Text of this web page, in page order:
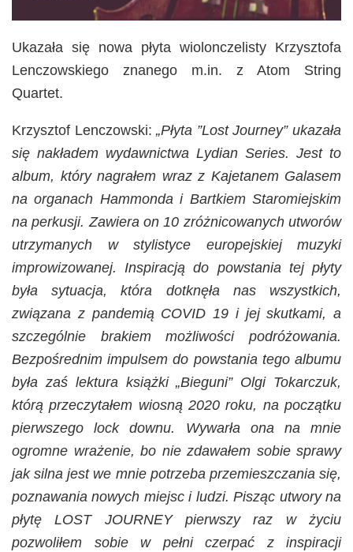
Ukazała się nowa płyta wiolonczelisty Krzysztofa
Lenczowskiego znanego m.in. z Atom String
Quartet.
Krzysztof Lenczowski:„Płyta ”Lost Journey” ukazała
się nakładem wydawnictwa Lydian Series. Jest to
album, który nagrałem wraz z Kajetanem Galasem
na organach Hammonda i Bartkiem Staromiejskim
na perkusji. Zawiera on 10 zróżnicowanych utworów
utrzymanych w stylistyce europejskiej muzyki
improwizowanej. Inspiracją do powstania tej płyty
była sytuacja, która dotknęła nas wszystkich,
związana z pandemią COVID 19 i jej skutkami, a
szczególnie brakiem możliwości podróżowania.
Bezpośrednim impulsem do powstania tego albumu
była zaś lektura książki „Bieguni” Olgi Tokarczuk,
którą przeczytałem wiosną 2020 roku, na początku
pierwszego lock downu. Wywarła ona na mnie
ogromne wrażenie, bo nie zdawałem sobie sprawy
jak silna jest we mnie potrzeba przemieszczania się,
poznawania nowych miejsc i ludzi. Pisząc utwory na
płytę LOST JOURNEY pierwszy raz w życiu
pozwoliłem sobie w pełni czerpać z inspiracji